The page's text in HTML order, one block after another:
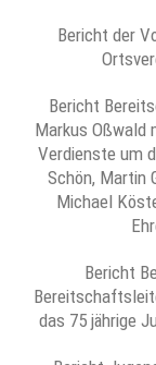
Bericht der
Bericht
Markus Oßwald
Verdienste um
Schön, Martin
Michael
Bericht
das 75 jährige